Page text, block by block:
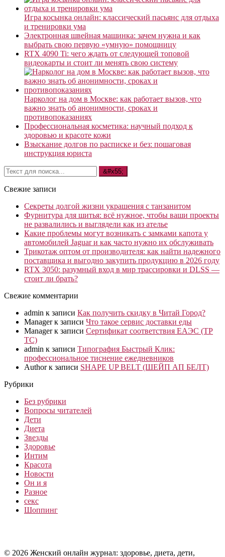
Игра косынка онлайн: классический пасьянс для отдыха
и тренировки ума
Электронная швейная машинка: зачем нужна и как
выбрать свою первую «умную» помощницу
RTX 4090 Ti: чего ждать от следующей топовой
видеокарты и стоит ли менять свою систему
Нарколог на дом в Москве: как работает вызов, что
важно знать об анонимности, сроках и
противопоказаниях
Профессиональная косметика: научный подход к
здоровью и красоте кожи
Взыскание долгов по расписке и без: пошаговая
инструкция юриста
Свежие записи
Секреты долгой жизни украшения с танзанитом
Фурнитура для шитья: всё нужное, чтобы ваши проекты
не развалились и выглядели как из ателье
Какие проблемы могут возникать с замками капота у
автомобилей Jaguar и как часто нужно их обслуживать
Трикотаж оптом от производителя: как найти надежного
поставщика и выгодно закупить продукцию в 2026 году
RTX 3050: разумный вход в мир трассировки и DLSS —
стоит ли брать?
Свежие комментарии
admin к записи Как получить скидку в Читай Город?
Managerк записи Что такое сервис доставки еды
Managerк записи Сертификат соответствия ЕАЭС (ТР
ТС)
admin к записи Типография Быстрый Клик:
профессиональное тиснение ежедневников
Authorк записи SHAPE UP BELT (ШЕЙП АП БЕЛТ)
Рубрики
Без рубрики
Вопросы читателей
Дети
Диета
Звезды
Здоровье
Интим
Красота
Новости
Он и я
Разное
секс
Шоппинг
© 2026 Женский онлайн журнал: здоровье, диета, дети,